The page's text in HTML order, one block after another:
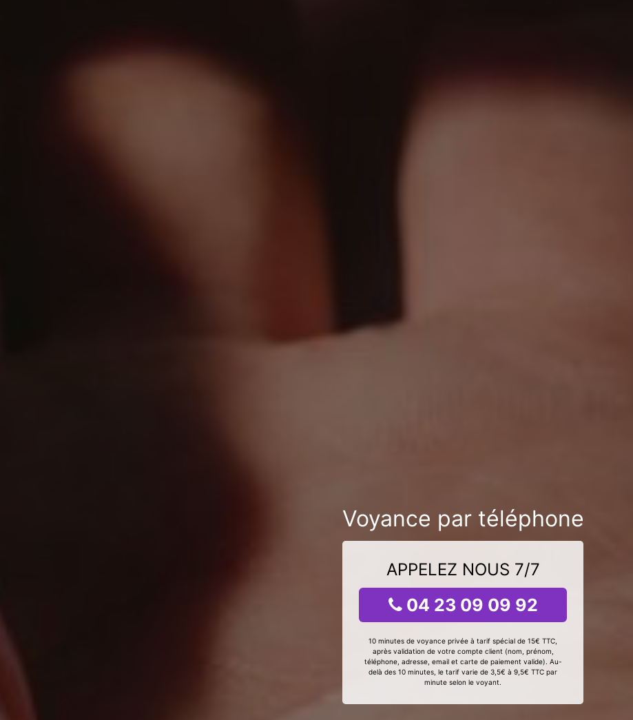
Voyance par téléphone
APPELEZ NOUS 7/7
04 23 09 09 92
10 minutes de voyance privée à tarif spécial de 15€ TTC,
après validation de votre compte client (nom, prénom,
téléphone, adresse, email et carte de paiement valide). Au-
delà des 10 minutes, le tarif varie de 3,5€ à 9,5€ TTC par
minute selon le voyant.